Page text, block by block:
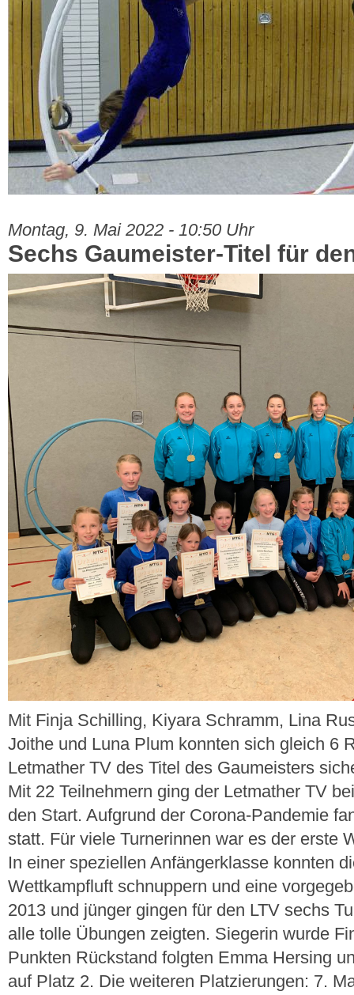
Montag, 9. Mai 2022 - 10:50 Uhr
Sechs Gaumeister-Titel für
Mit Finja Schilling, Kiyara Schramm, Lina
Joithe und Luna Plum konnten sich gleich 6
Letmather TV des Titel des Gaumeisters
Mit 22 Teilnehmern ging der Letmather TV
den Start. Aufgrund der Corona-Pandemie
statt. Für viele Turnerinnen war es der erste
In einer speziellen Anfängerklasse konnten
Wettkampfluft schnuppern und eine
2013 und jünger gingen für den LTV sechs
alle tolle Übungen zeigten. Siegerin wurde
Punkten Rückstand folgten Emma Hersing
auf Platz 2. Die weiteren Platzierungen: 7.